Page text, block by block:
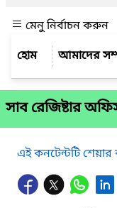
মেনু নির্বাচন করুন
আমাদের
সাব রেজিষ্টার
এই কনটেন্টটি